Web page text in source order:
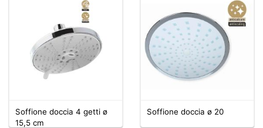
Soffione doccia 4 getti ø
15,5 cm
Soffione doccia ø 20